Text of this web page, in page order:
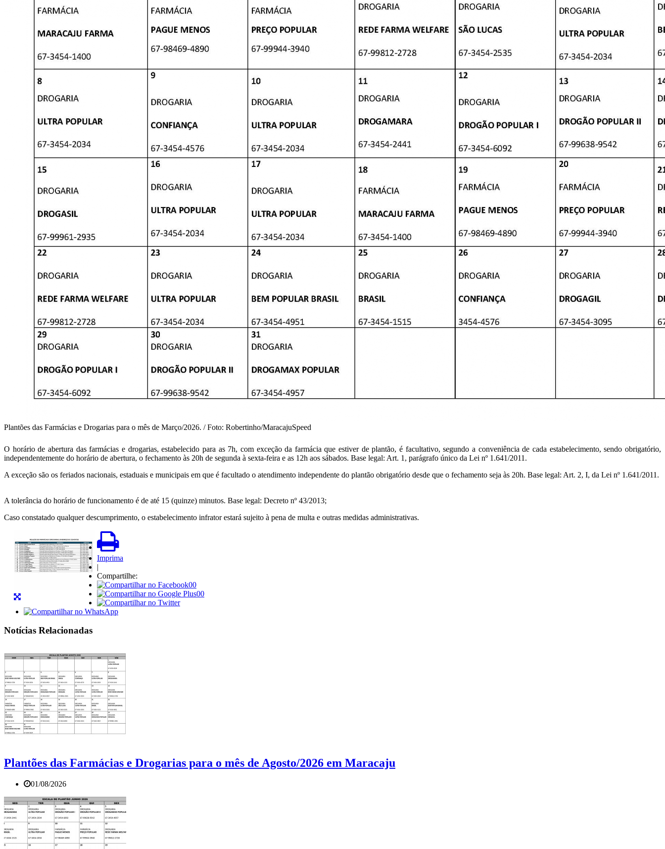
Plantões das Farmácias e Drogarias para o mês de Março/2026. / Foto: Robertinho/MaracajuSpeed
O horário de abertura das farmácias e drogarias, estabelecido para as 7h, com exceção da farmácia que estiver de plantão, é facultativo, segundo a conveniência de cada estabelecimento, sendo obrigatório,
independentemente do horário de abertura, o fechamento às 20h de segunda à sexta-feira e as 12h aos sábados. Base legal: Art. 1, parágrafo único da Lei nº 1.641/2011.
A exceção são os feriados nacionais, estaduais e municipais em que é facultado o atendimento independente do plantão obrigatório desde que o fechamento seja às 20h. Base legal: Art. 2, I, da Lei nº 1.641/2011.
A tolerância do horário de funcionamento é de até 15 (quinze) minutos. Base legal: Decreto nº 43/2013;
Caso constatado qualquer descumprimento, o estabelecimento infrator estará sujeito à pena de multa e outras medidas administrativas.
Imprima
|
Compartilhe:
00
00
Notícias Relacionadas
Plantões das Farmácias e Drogarias para o mês de Agosto/2026 em Maracaju
01/08/2026